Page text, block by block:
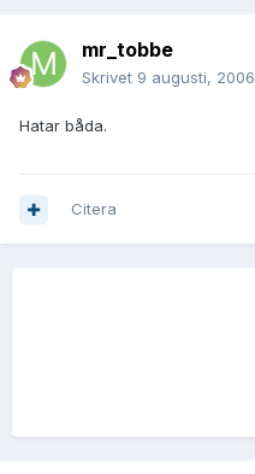
mr_tobbe
Skrivet 9 augusti, 2006
Hatar båda.
Citera